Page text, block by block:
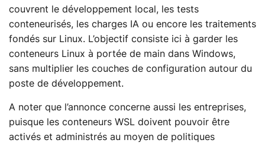
couvrent le développement local, les tests
conteneurisés, les charges IA ou encore les traitements
fondés sur Linux. L’objectif consiste ici à garder les
conteneurs Linux à portée de main dans Windows,
sans multiplier les couches de configuration autour du
poste de développement.
A noter que l’annonce concerne aussi les entreprises,
puisque les conteneurs WSL doivent pouvoir être
activés et administrés au moyen de politiques